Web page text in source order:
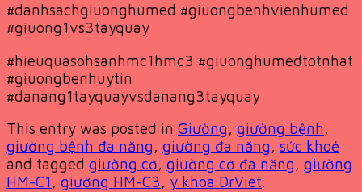
#danhsachgiuonghumed #giuongbenhvienhumed
#giuong1vs3tayquay
#hieuquasohsanhmc1hmc3 #giuonghumedtotnhat
#giuongbenhuytin
#danang1tayquayvsdanang3tayquay
This entry was posted in Giường, giường bệnh,
giường bệnh đa năng, giường đa năng, sức khoẻ
and tagged giường cơ, giường cơ đa năng, giường
HM-C1 , giường HM-C3, y khoa DrViet.